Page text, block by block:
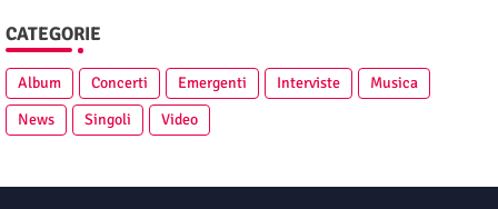
CATEGORIE
Album Concerti Emergenti Interviste
Musica
News
Singoli Video